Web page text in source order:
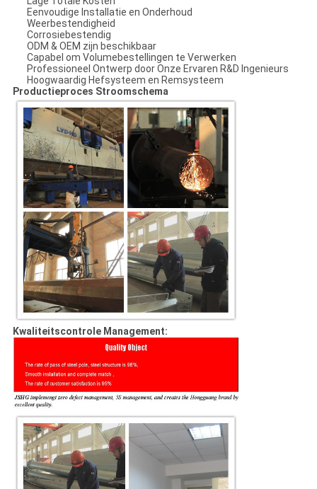
Eenvoudige Installatie en Onderhoud
Weerbestendigheid
Corrosiebestendig
ODM & OEM zijn beschikbaar
Capabel om Volumebestellingen te Verwerken
Professioneel Ontwerp door Onze Ervaren R&D Ingenieurs
Hoogwaardig Hefsysteem en Remsysteem
Productieproces Stroomschema
Kwaliteitscontrole Management: